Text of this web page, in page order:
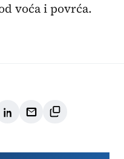
voća i povrća.